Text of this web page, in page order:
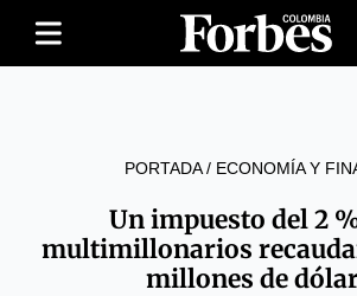
PORTADA/ ECONOMÍA Y
Un impuesto del 2
multimillonarios
millones de